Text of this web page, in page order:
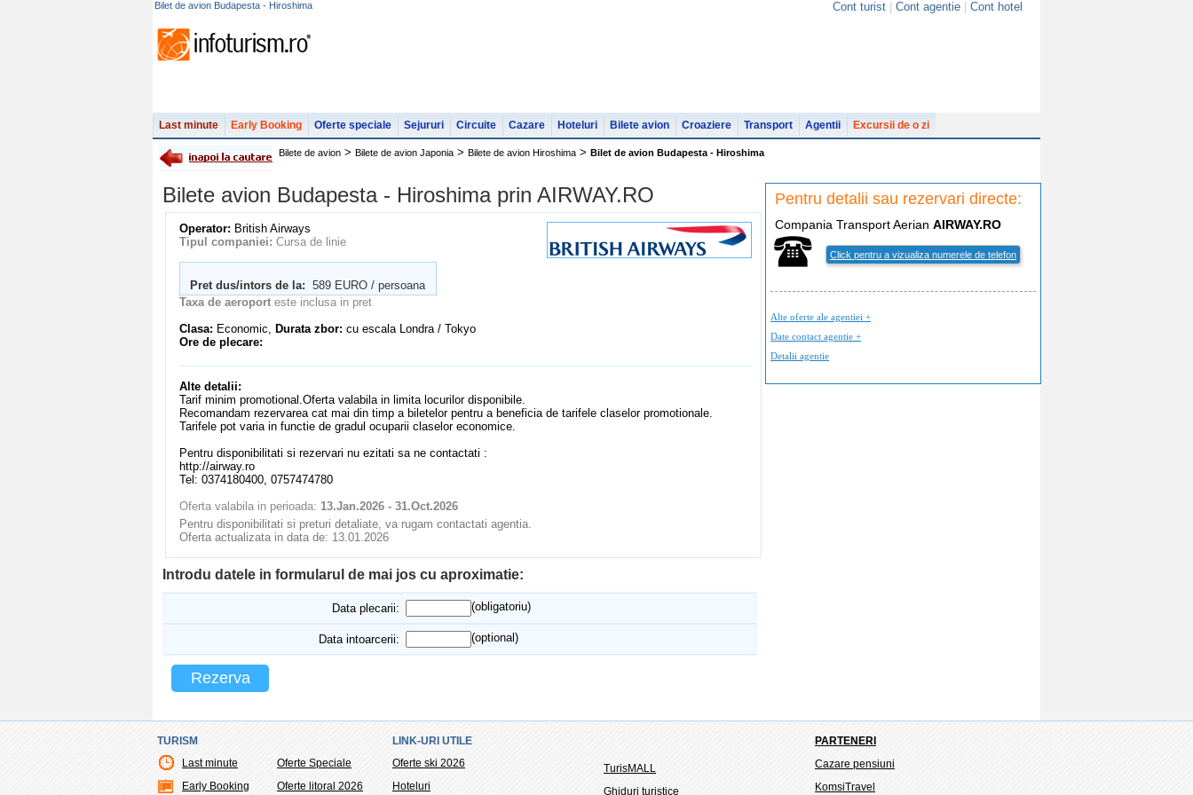
Bilet de avion Budapesta - Hiroshima Cont turist Cont agentie Cont hotel
Last minute Early Booking Oferte speciale Sejururi Circuite Cazare Hoteluri Bilete avion Croaziere Transport Agentii Excursii de o zi
Bilete de avion > Bilete de avion Japonia > Bilete de avion Hiroshima > Bilet de avion Budapesta - Hiroshima
Bilete avion Budapesta - Hiroshima prin AIRWAY.RO
Operator: British Airways
Tipul companiei: Cursa de linie
Pret dus/intors de la: 589 EURO / persoana
Taxa de aeroport este inclusa in pret
Clasa: Economic, Durata zbor: cu escala Londra / Tokyo
Ore de plecare:
Alte detalii:
Tarif minim promotional.Oferta valabila in limita locurilor disponibile.
Recomandam rezervarea cat mai din timp a biletelor pentru a beneficia de tarifele claselor promotionale.
Tarifele pot varia in functie de gradul ocuparii claselor economice.
Pentru disponibilitati si rezervari nu ezitati sa ne contactati :
http://airway.ro
Tel: 0374180400, 0757474780
Oferta valabila in perioada: 13.Jan.2026 - 31.Oct.2026
Pentru disponibilitati si preturi detaliate, va rugam contactati agentia.
Oferta actualizata in data de: 13.01.2026
Introdu datele in formularul de mai jos cu aproximatie:
Data plecarii: (obligatoriu)
Data intoarcerii: (optional)
Rezerva
Pentru detalii sau rezervari directe:
Compania TransportAerian AIRWAY.RO
Click pentru a vizualiza numerele de telefon
Alte oferte ale agentiei +
Date contact agentie +
Detalii agentie
TURISM
Last minute
Early Booking
Oferte Speciale
Oferte litoral 2026
LINK-URI UTILE
Oferte ski 2026
Hoteluri
TurisMALL
Ghiduri turistice
PARTENERI
Cazare pensiuni
KomsiTravel